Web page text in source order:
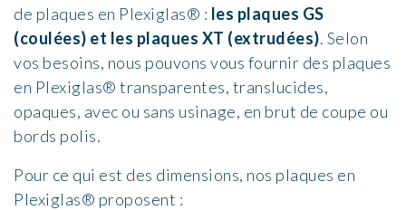
de plaques en Plexiglas® : les plaques GS
(coulées) et les plaques XT (extrudées). Selon
vos besoins, nous pouvons vous fournir des plaques
en Plexiglas® transparentes, translucides,
opaques, avec ou sans usinage, en brut de coupe ou
bords polis.
Pour ce qui est des dimensions, nos plaques en
Plexiglas® proposent :